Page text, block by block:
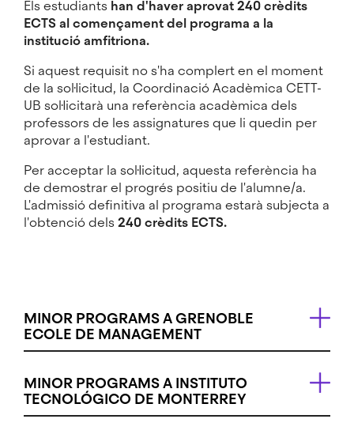
Els estudiants han d'haver aprovat 240 crèdits
ECTS al començament del programa a la
institució amfitriona.
Si aquest requisit no s'ha complert en el moment
de la sol·licitud, la Coordinació Acadèmica CETT-
UB sol·licitarà una referència acadèmica dels
professors de les assignatures que li quedin per
aprovar a l'estudiant.
Per acceptar la sol·licitud, aquesta referència ha
de demostrar el progrés positiu de l'alumne/a.
L'admissió definitiva al programa estarà subjecta a
l'obtenció dels 240 crèdits ECTS.
MINOR PROGRAMS A GRENOBLE
ECOLE DE MANAGEMENT
MINOR PROGRAMS A INSTITUTO
TECNOLÓGICO DE MONTERREY